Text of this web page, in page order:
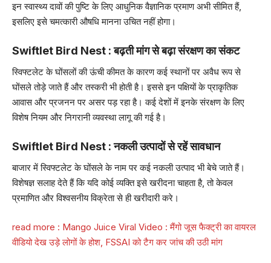
इन स्वास्थ्य दावों की पुष्टि के लिए आधुनिक वैज्ञानिक प्रमाण अभी सीमित हैं,
इसलिए इसे चमत्कारी औषधि मानना उचित नहीं होगा।
Swiftlet Bird Nest : बढ़ती मांग से बढ़ा संरक्षण का संकट
स्विफ्टलेट के घोंसलों की ऊंची कीमत के कारण कई स्थानों पर अवैध रूप से
घोंसले तोड़े जाते हैं और तस्करी भी होती है। इससे इन पक्षियों के प्राकृतिक
आवास और प्रजनन पर असर पड़ रहा है। कई देशों में इनके संरक्षण के लिए
विशेष नियम और निगरानी व्यवस्था लागू की गई है।
Swiftlet Bird Nest : नकली उत्पादों से रहें सावधान
बाजार में स्विफ्टलेट के घोंसले के नाम पर कई नकली उत्पाद भी बेचे जाते हैं।
विशेषज्ञ सलाह देते हैं कि यदि कोई व्यक्ति इसे खरीदना चाहता है, तो केवल
प्रमाणित और विश्वसनीय विक्रेता से ही खरीदारी करे।
read more : Mango Juice Viral Video : मैंगो जूस फैक्ट्री का वायरल
वीडियो देख उड़े लोगों के होश, FSSAI को टैग कर जांच की उठी मांग